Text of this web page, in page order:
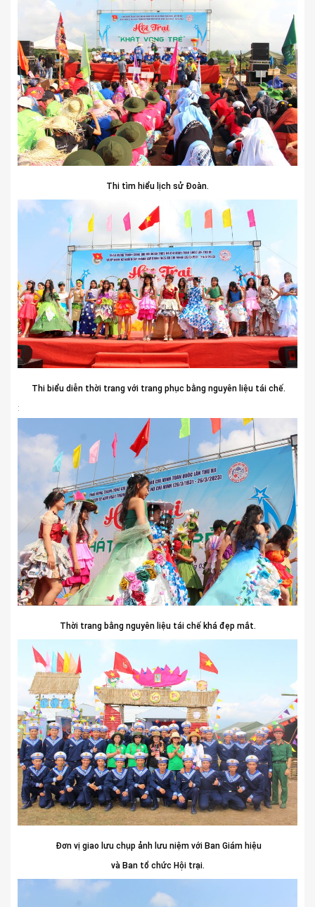
Thi tìm hiểu lịch sử Đoàn.
Thi biểu diễn thời trang với trang phục bằng nguyên liệu tái chế.
:
Thời trang bằng nguyên liệu tái chế khá đẹp mắt.
Đơn vị giao lưu chụp ảnh lưu niệm với Ban Giám hiệu
và Ban tổ chức Hội trại.